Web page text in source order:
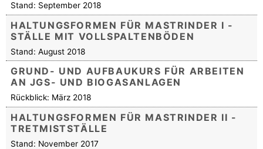
Stand: September 2018
HALTUNGSFORMEN FÜR MASTRINDER I -
STÄLLE MIT VOLLSPALTENBÖDEN
Stand: August 2018
GRUND- UND AUFBAUKURS FÜR ARBEITEN
AN JGS- UND BIOGASANLAGEN
Rückblick: März 2018
HALTUNGSFORMEN FÜR MASTRINDER II -
TRETMISTSTÄLLE
Stand: November 2017